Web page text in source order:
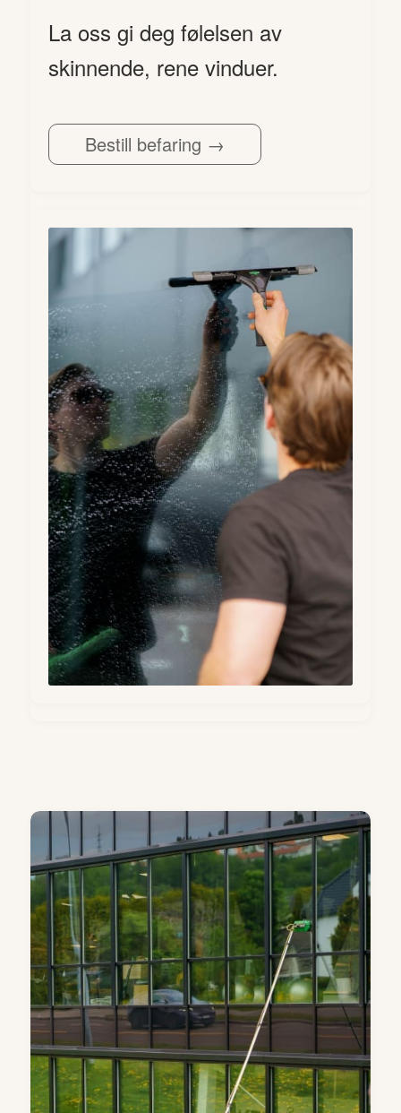
La oss gi deg følelsen av
skinnende, rene vinduer.
Bestill befaring →